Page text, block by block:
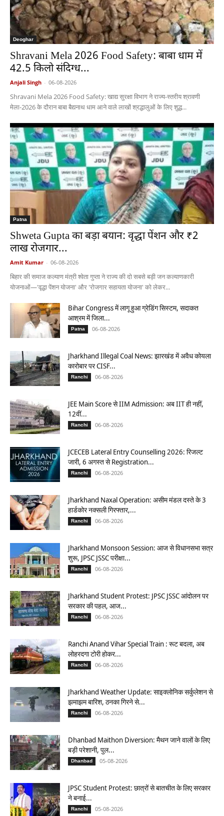
Deoghar
Shravani Mela 2026 Food Safety: बाबा धाम में
42.5 किलो संदिग्ध...
Anjali Singh - 06-08-2026
Shravani Mela 2026 Food Safety: खाद्य सुरक्षा विभाग ने राज्य-स्तरीय श्रावणी
मेला-2026 के दौरान बाबा बैद्यनाथ धाम आने वाले लाखों श्रद्धालुओं के लिए शुद्ध...
Patna
Shweta Gupta का बड़ा बयान: वृद्धा पेंशन और ₹2
लाख रोजगार...
Amit Kumar - 06-08-2026
बिहार की समाज कल्याण मंत्री श्वेता गुप्ता ने राज्य की दो सबसे बड़ी जन कल्याणकारी
योजनाओं—'वृद्धा पेंशन योजना' और 'रोजगार सहायता योजना' को लेकर...
Bihar Congress में लागू हुआ ग्रेडिंग सिस्टम, सदाकत
आश्रम में जिला...
Patna 06-08-2026
Jharkhand Illegal Coal News: झारखंड में अवैध कोयला
कारोबार पर CISF...
Ranchi 06-08-2026
JEE Main Score से IIM Admission: अब IIT ही नहीं,
12वीं...
Ranchi 06-08-2026
JCECEB Lateral Entry Counselling 2026: रिजल्ट
जारी, 6 अगस्त से Registration...
Ranchi 06-08-2026
Jharkhand Naxal Operation: असीम मंडल दस्ते के 3
हार्डकोर नक्सली गिरफ्तार,...
Ranchi 06-08-2026
Jharkhand Monsoon Session: आज से विधानसभा सत्र
शुरू, JPSC JSSC परीक्षा...
Ranchi 06-08-2026
Jharkhand Student Protest: JPSC JSSC आंदोलन पर
सरकार की पहल, आज...
Ranchi 06-08-2026
Ranchi Anand Vihar Special Train : रूट बदला, अब
लोहरदगा टोरी होकर...
Ranchi 06-08-2026
Jharkhand Weather Update: साइक्लोनिक सर्कुलेशन से
झमाझम बारिश, ठनका गिरने से...
Ranchi 06-08-2026
Dhanbad Maithon Diversion: मैथन जाने वालों के लिए
बड़ी परेशानी, पुल...
Dhanbad 05-08-2026
JPSC Student Protest: छात्रों से बातचीत के लिए सरकार
ने बनाई...
Ranchi 05-08-2026